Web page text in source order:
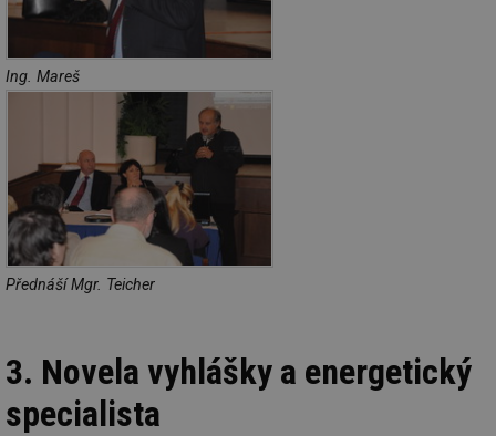
Ing. Mareš
Přednáší Mgr. Teicher
3. Novela vyhlášky a energetický
specialista